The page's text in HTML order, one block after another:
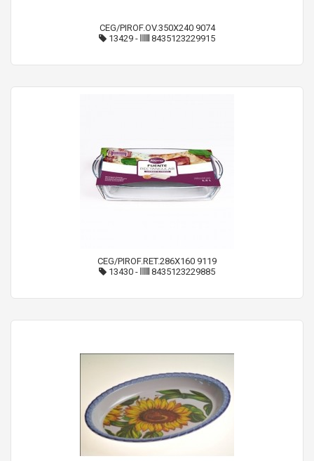
CEG/PIROF.OV.350X240 9074
13429 - 8435123229915
CEG/PIROF.RET.286X160 9119
13430 - 8435123229885